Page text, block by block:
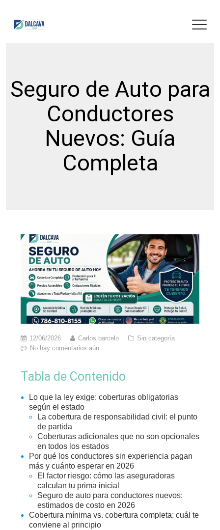
Seguro de Auto para
Conductores
Nuevos: Guía
Completa
12/06/2026 Carlos barcelo
Sin categoría
No hay comentarios aún
Tabla de Contenido
Lo que la ley exige: coberturas obligatorias
según el estado
La cobertura de responsabilidad civil: el punto
de partida
Coberturas adicionales que no son opcionales
en todos los estados
Por qué los conductores sin experiencia pagan
más y cuánto esperar en 2026
El factor riesgo: cómo las aseguradoras
calculan tu prima inicial
Seguro de auto para conductores nuevos:
estimados de costo en 2026
Cobertura mínima vs. cobertura completa: cuál te
conviene al principio